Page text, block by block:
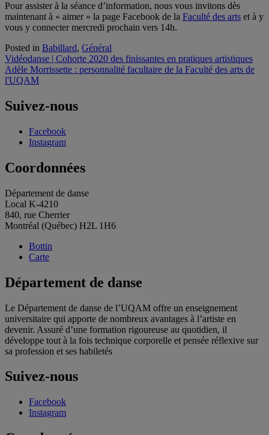
Pour assister à la séance d’information, nous vous invitons dès
maintenant à « aimer » la page Facebook de la Faculté des arts et à y
vous y connecter mercredi prochain vers 14h.
Posted in Babillard, Général
Navigation
de
Vidéodanse | Cohorte 2020 des finissantes en pratiques artistiques
Adèle Morrissette : personnalité facultaire de la Faculté des arts de
l'UQAM
Suivez-nous
Facebook
Instagram
Coordonnées
Département de danse
Local K-4210
840, rue Cherrier
Montréal (Québec) H2L 1H6
Bottin
Carte
Département de danse
Le Département de danse de l’UQAM offre un enseignement
universitaire qui apporte de nombreux avantages à l’artiste en
devenir. Assuré d’une formation rigoureuse au quotidien, il
développe tout à la fois technique corporelle et pensée réflexive sur
sa profession et ses habiletés
Suivez-nous
Facebook
Instagram